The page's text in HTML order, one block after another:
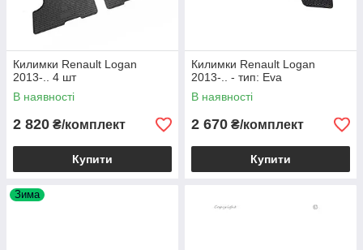
Килимки Renault Logan
2013-.. 4 шт
В наявності
2 820 ₴/комплект
Купити
Килимки Renault Logan
2013-.. - тип: Eva
В наявності
2 670 ₴/комплект
Купити
Зима